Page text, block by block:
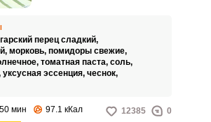
перец сладкий,
морковь, помидоры свежие,
томатная паста, соль,
уксусная эссенция, чеснок,
50 мин 97.1 кКал 12385 0
социальных сетей: